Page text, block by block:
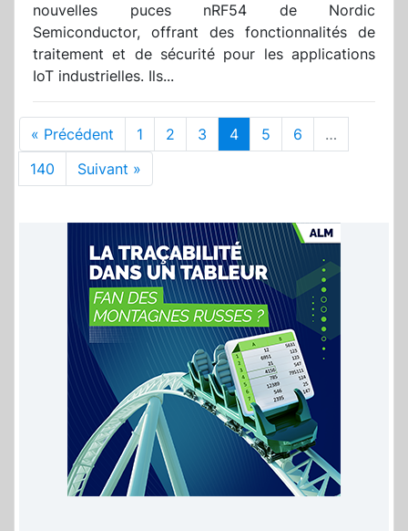
nouvelles puces nRF54 de Nordic
Semiconductor, offrant des fonctionnalités de
traitement et de sécurité pour les applications
IoT industrielles. Ils...
« Précédent 1 2 3 4 5 6
…
140
Suivant »